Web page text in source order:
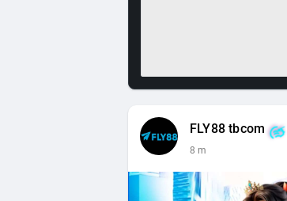
FLY88 tbcom
8 m